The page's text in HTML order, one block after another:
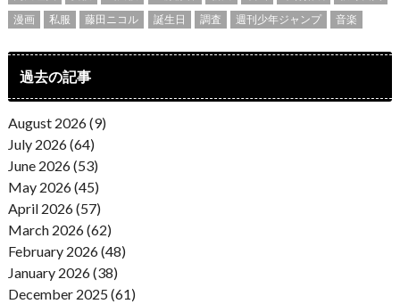
漫画
私服 藤田ニコル 誕生日 調査 週刊少年ジャンプ 音楽
過去の記事
August 2026 (9)
July 2026 (64)
June 2026 (53)
May 2026 (45)
April 2026 (57)
March 2026 (62)
February 2026 (48)
January 2026 (38)
December 2025 (61)